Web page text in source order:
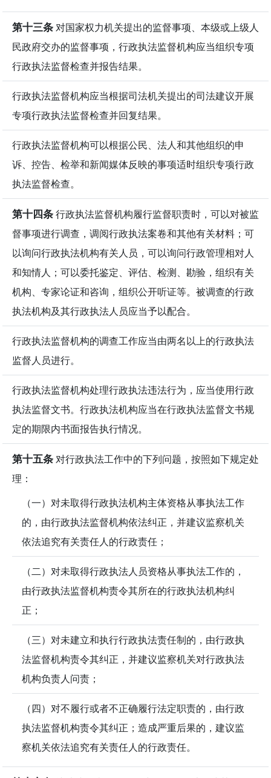
第十三条对国家权力机关提出的监督事项、本级或上级人
民政府交办的监督事项，行政执法监督机构应当组织专项
行政执法监督检查并报告结果。
行政执法监督机构应当根据司法机关提出的司法建议开展
专项行政执法监督检查并回复结果。
行政执法监督机构可以根据公民、法人和其他组织的申
诉、控告、检举和新闻媒体反映的事项适时组织专项行政
执法监督检查。
第十四条行政执法监督机构履行监督职责时，可以对被监
督事项进行调查，调阅行政执法案卷和其他有关材料；可
以询问行政执法机构有关人员，可以询问行政管理相对人
和知情人；可以委托鉴定、评估、检测、勘验，组织有关
机构、专家论证和咨询，组织公开听证等。被调查的行政
执法机构及其行政执法人员应当予以配合。
行政执法监督机构的调查工作应当由两名以上的行政执法
监督人员进行。
行政执法监督机构处理行政执法违法行为，应当使用行政
执法监督文书。行政执法机构应当在行政执法监督文书规
定的期限内书面报告执行情况。
第十五条对行政执法工作中的下列问题，按照如下规定处
理：
（一）对未取得行政执法机构主体资格从事执法工作
的，由行政执法监督机构依法纠正，并建议监察机关
依法追究有关责任人的行政责任；
（二）对未取得行政执法人员资格从事执法工作的，
由行政执法监督机构责令其所在的行政执法机构纠
正；
（三）对未建立和执行行政执法责任制的，由行政执
法监督机构责令其纠正，并建议监察机关对行政执法
机构负责人问责；
（四）对不履行或者不正确履行法定职责的，由行政
执法监督机构责令其纠正；造成严重后果的，建议监
察机关依法追究有关责任人的行政责任。